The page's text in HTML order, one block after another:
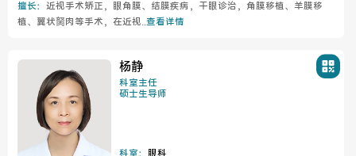
医技科室
擅长： 近视手术矫正，眼角膜、结膜疾病，干眼诊治，角膜移植、羊膜移
植、翼状胬肉等手术，在近视...查看详情
杨静
科室主任
硕士生导师
科室： 眼科